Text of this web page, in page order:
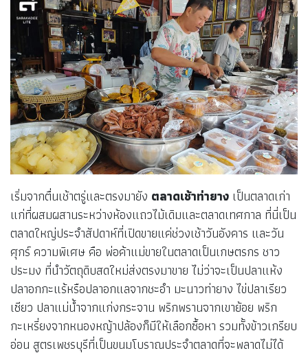
เริ่มจากตื่นเช้าตรู่และตรงมายัง ตลาดเช้าท่ายาง เป็นตลาดเก่า
แก่ที่ผสมผสานระหว่างห้องแถวไม้เดิมและตลาดเทศกาล ที่นี่เป็น
ตลาดใหญ่ประจำสัปดาห์ที่เปิดขายแค่ช่วงเช้าวันอังคาร และวัน
ศุกร์ ความพิเศษ คือ พ่อค้าแม่ขายในตลาดเป็นเกษตรกร ชาว
ประมง ที่นำวัตถุดิบสดใหม่ส่งตรงมาขาย ไม่ว่าจะเป็นปลาแห้ง
ปลาอกกะแร้หรือปลาอกแลจากชะอำ มะนาวท่ายาง ไข่ปลาเรียว
เซียว ปลาแม่น้ำจากแก่งกระจาน พริกพรานจากเขาย้อย พริก
กะเหรี่ยงจากหนองหญ้าปล้องก็มีให้เลือกซื้อหา รวมทั้งข้าวเกรียบ
อ่อน สูตรเพชรบุรีที่เป็นขนมโบราณประจำตลาดที่จะพลาดไม่ได้